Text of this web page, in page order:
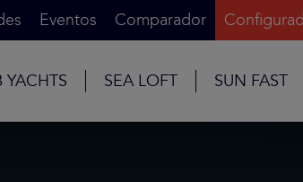
Eventos Comparador
YACHTS SEA LOFT SUN FAST